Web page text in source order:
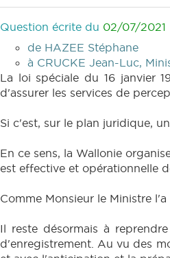
Question écrite du 02/07/2021
de HAZEE Stéphane
à CRUCKE Jean-Luc,
La loi spéciale du 16 janvier
d'assurer les services de
Si c'est, sur le plan juridique,
En ce sens, la Wallonie
est effective et opérationnelle
Comme Monsieur le Ministre
Il reste désormais à
d'enregistrement. Au vu des